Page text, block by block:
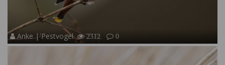
Anke | Pestvogel 2312 0